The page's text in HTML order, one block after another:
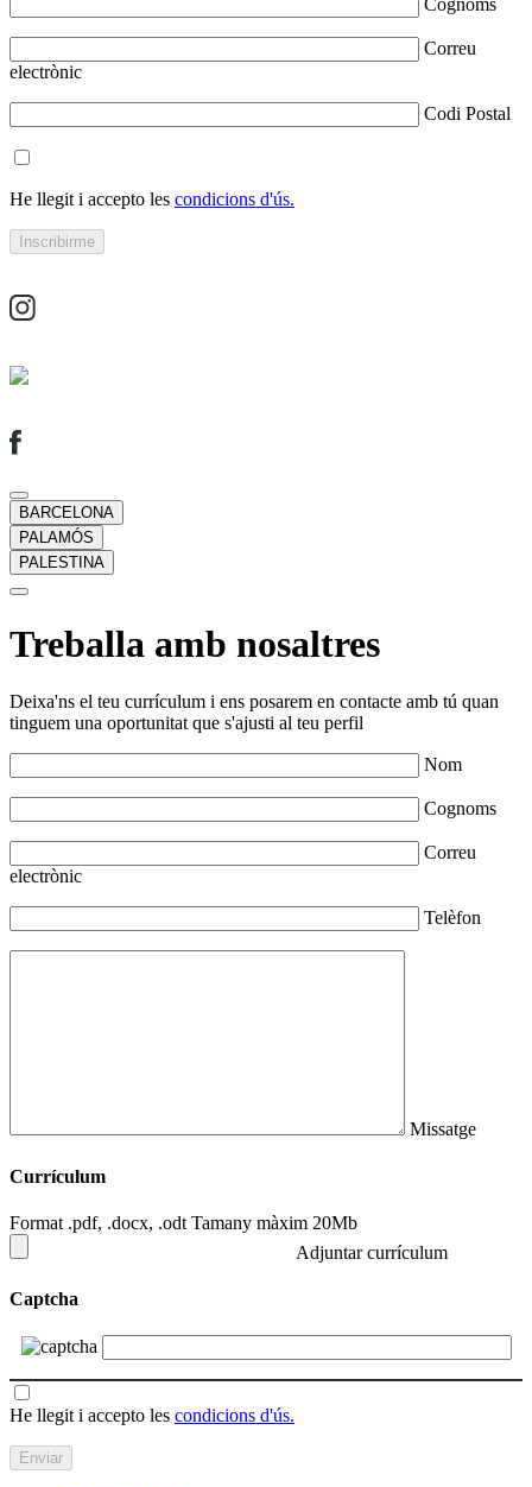
Cognoms
Correu
electrònic
Codi Postal
He llegit i accepto les condicions d'ús.
BARCELONA
PALAMÓS
PALESTINA
Treballa amb nosaltres
Deixa'ns el teu currículum i ens posarem en contacte amb tú quan
tinguem una oportunitat que s'ajusti al teu perfil
Nom
Cognoms
Correu
electrònic
Telèfon
Missatge
Currículum
Format .pdf, .docx, .odt Tamany màxim 20Mb
Adjuntar currículum
Captcha
He llegit i accepto les condicions d'ús.